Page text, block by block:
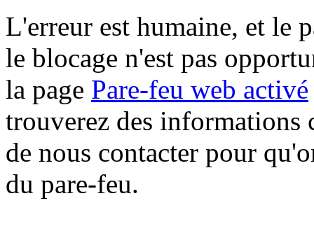
L'erreur est humaine, et le
le blocage n'est pas
la page Pare-feu web activé
trouverez des informations
de nous contacter pour
du pare-feu.